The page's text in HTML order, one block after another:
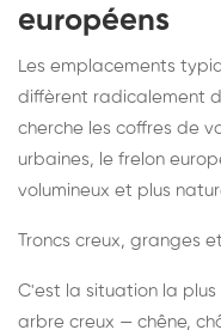
européens
Les emplacements
diffèrent radicalement
cherche les coffres de
urbaines, le frelon
volumineux et plus
Troncs creux, granges
C'est la situation la plus
arbre creux — chêne,